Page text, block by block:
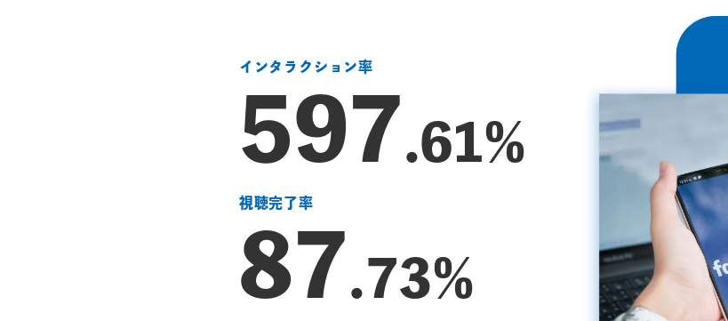
インタラクション率
626.61%
視聴完了率
87.73%